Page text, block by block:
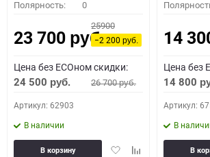
Полярность: 0
23 700 руб.
25900
−2 200руб.
Цена без ECOном скидки:
24 500 руб. 26 700руб.
Артикул: 62903
В наличии
ДобавитьДобавить
В корзину
14
Цена без
14 800
Артикул:
В
В